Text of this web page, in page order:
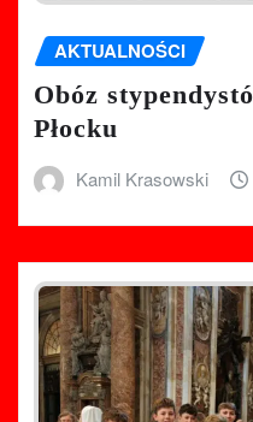
AKTUALNOŚCI
Obóz
Płocku
Kamil Krasowski